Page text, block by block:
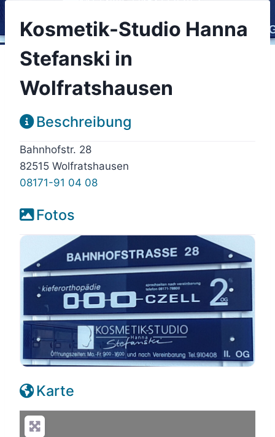
Kosmetik-Studio Hanna
Stefanski in
Wolfratshausen
Beschreibung
Bahnhofstr. 28
82515 Wolfratshausen
08171-91 04 08
Fotos
Karte